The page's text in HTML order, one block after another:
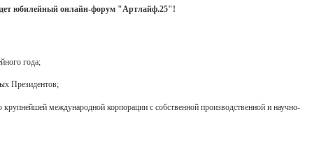
юбилейный онлайн-форум "Артлайф.25"!
года;
Президентов;
международной корпорации с собственной производственной и научно-